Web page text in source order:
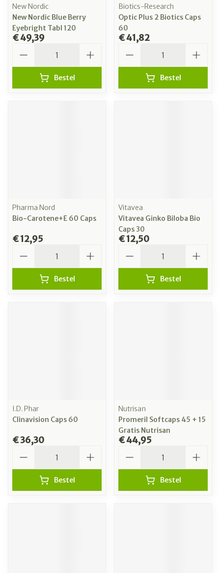
New Nordic
New Nordic Blue Berry
Eyebright Tabl 120
€ 49,39
Bestel
Biotics-Research
Optic Plus 2 Biotics Caps
60
€ 41,82
Bestel
Pharma Nord
Bio-Carotene+E 60 Caps
€ 12,95
Bestel
Vitavea
Vitavea Ginko Biloba Bio
Caps 30
€ 12,50
Bestel
I.D. Phar
Clinavision Caps 60
€ 36,30
Bestel
Nutrisan
Promeril Softcaps 45 + 15
Gratis Nutrisan
€ 44,95
Bestel